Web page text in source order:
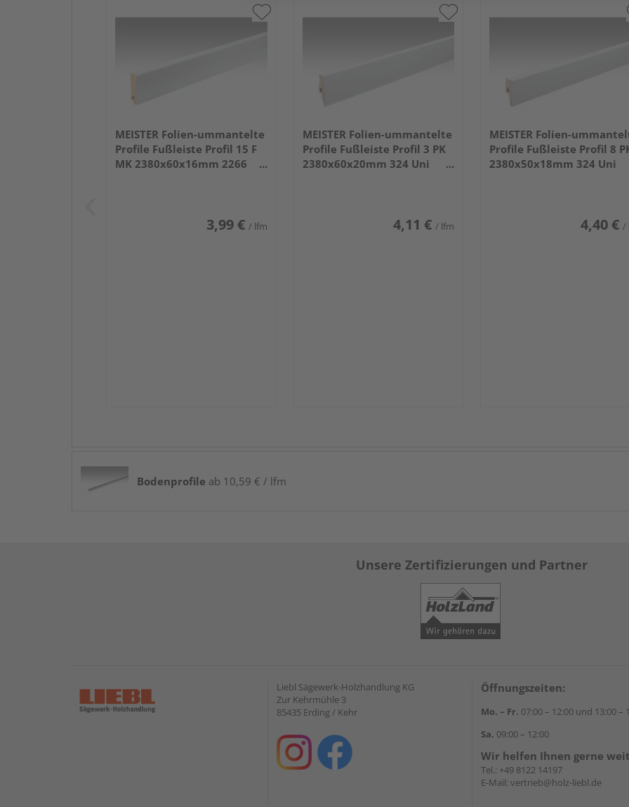
MEISTER Folien-ummantelte
Profile Fußleiste Profil 15 F
MK 2380x60x16mm 2266
3,99 € / lfm
MEISTER Folien-ummantelte
Profile Fußleiste Profil 3 PK
2380x60x20mm 324 Uni
4,11 € / lfm
MEISTER Folien-
Profile Fußleiste Profil 8
2380x50x18mm 324 Uni
4,40 € /
Bodenprofile ab 10,59 € / lfm
Unsere Zertifizierungen und Partner
Liebl Sägewerk-Holzhandlung KG
Zur Kehrmühle 3
85435 Erding / Kehr
Öffnungszeiten:
Mo. – Fr. 07:00 – 12:00 und 13:00 –
Sa. 09:00 – 12:00
Wir helfen Ihnen gerne
Tel.: +49 8122 14197
E-Mail: vertrieb@holz-liebl.de